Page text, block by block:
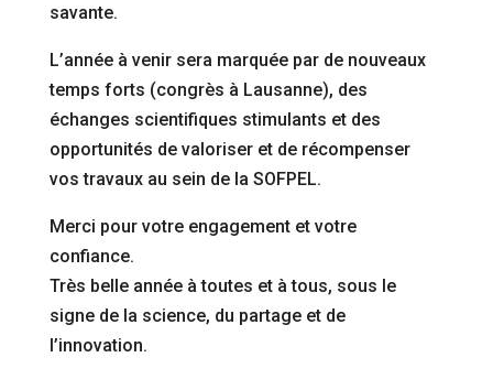
savante.
L’année à venir sera marquée par de nouveaux
temps forts (congrès à Lausanne), des
échanges scientifiques stimulants et des
opportunités de valoriser et de récompenser
vos travaux au sein de la SOFPEL.
Merci pour votre engagement et votre
confiance.
Très belle année à toutes et à tous, sous le
signe de la science, du partage et de
l’innovation.